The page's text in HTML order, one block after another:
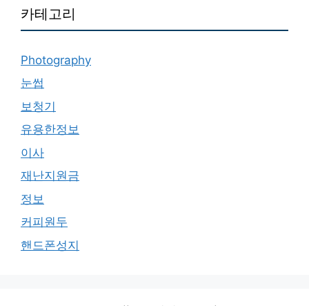
카테고리
Photography
눈썹
보청기
유용한정보
이사
재난지원금
정보
커피원두
핸드폰성지